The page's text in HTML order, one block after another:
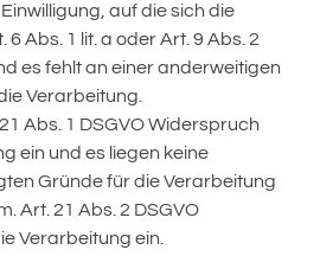
auf die sich die
Abs. 1 lit. a oder Art. 9 Abs. 2
es fehlt an einer anderweitigen
Verarbeitung.
Abs. 1 DSGVO Widerspruch
ein und es liegen keine
Gründe für die Verarbeitung
Art. 21 Abs. 2 DSGVO
Verarbeitung ein.